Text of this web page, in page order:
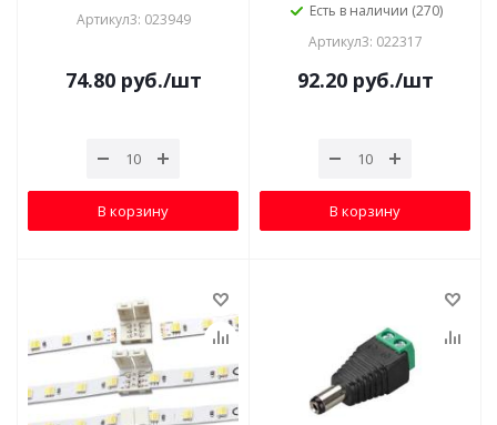
Артикул3: 023949
74.80руб./шт
В корзину
Есть в наличии (270)
Артикул3: 022317
92.20руб./шт
В корзину